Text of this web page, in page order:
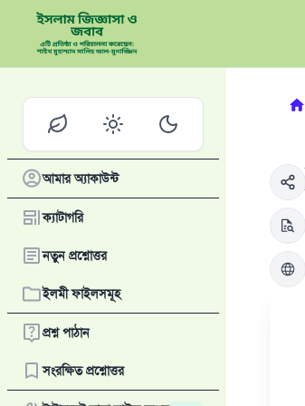
আমার অ্যাকাউন্ট
ক্যাটাগরি
নতুন প্রশ্নোত্তর
ইলমী ফাইলসমূহ
প্রশ্ন পাঠান
সংরক্ষিত প্রশ্নোত্তর